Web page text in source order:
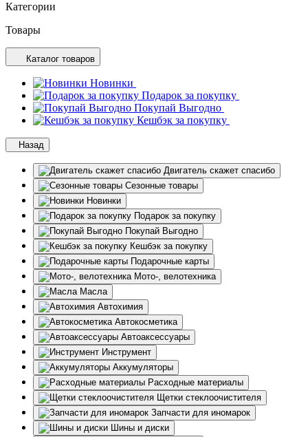
Категории
Товары
Каталог товаров
Новинки
Подарок за покупку
Покупай Выгодно
Кешбэк за покупку
Назад
Двигатель скажет спасибо
Сезонные товары
Новинки
Подарок за покупку
Покупай Выгодно
Кешбэк за покупку
Подарочные карты
Мото-, велотехника
Масла
Автохимия
Автокосметика
Автоаксессуары
Инструмент
Аккумуляторы
Расходные материалы
Щетки стеклоочистителя
Запчасти для иномарок
Шины и диски